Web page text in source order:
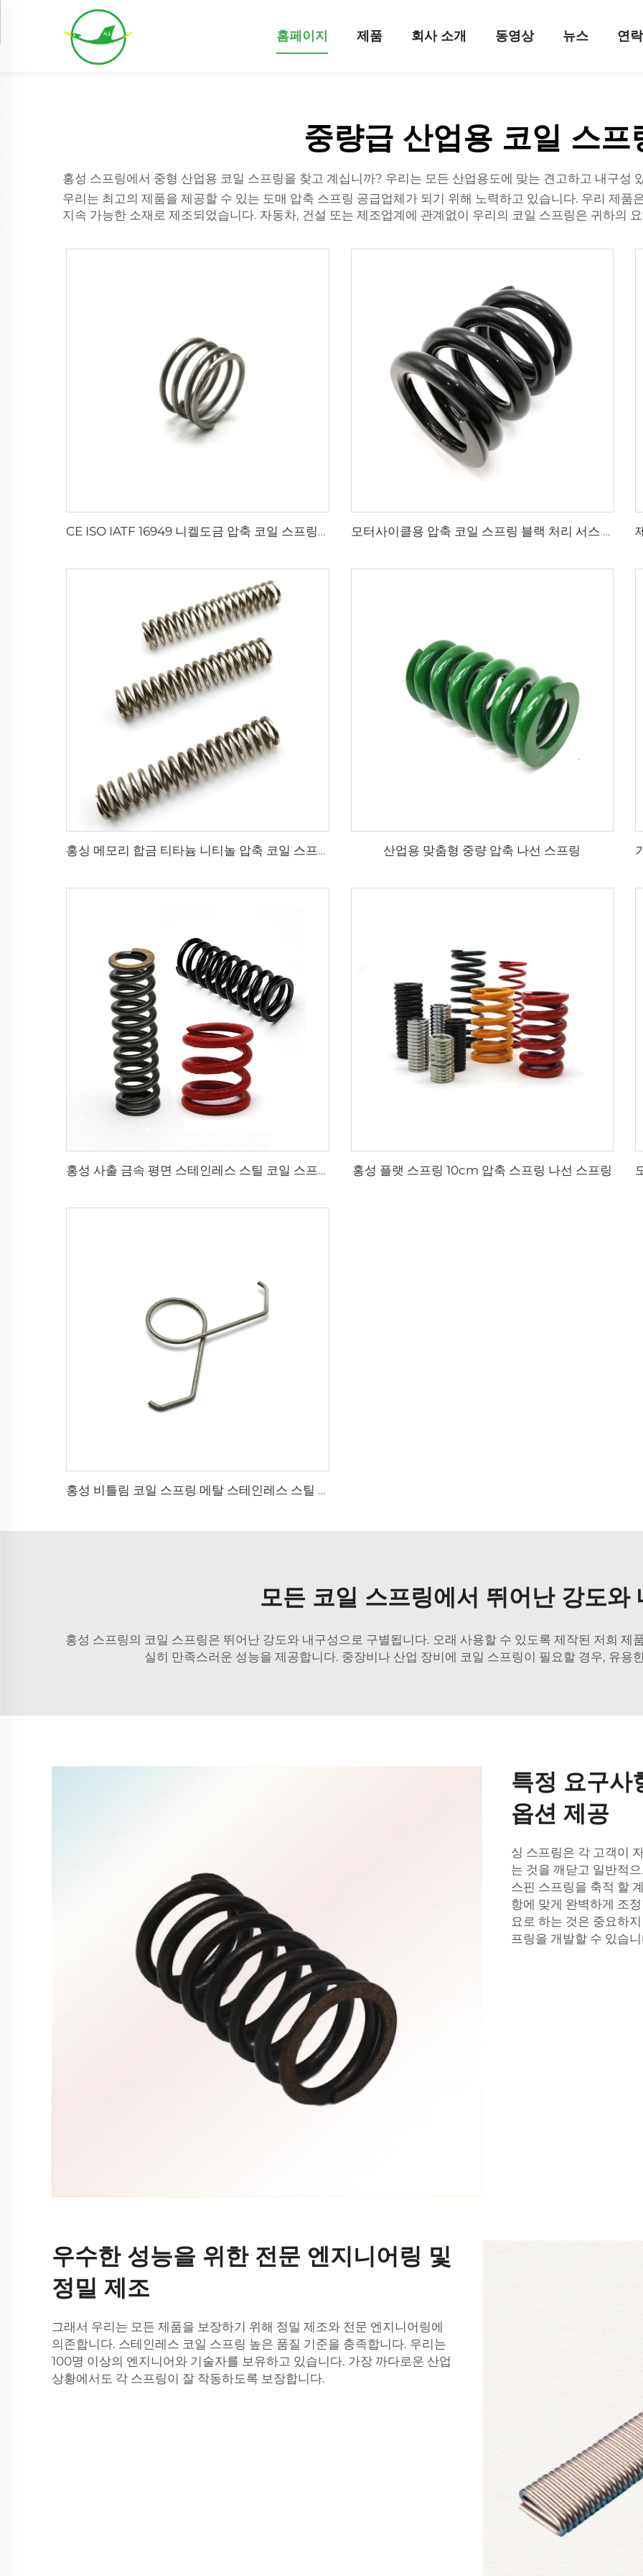
홈페이지 제품 회사 소개 동영상 뉴스 연
중량급 산업용 코일 스프
홍성 스프링에서 중형 산업용 코일 스프링을 찾고 계십니까? 우리는 모든 산업용도에 맞는 견고하고 내구성
우리는 최고의 제품을 제공할 수 있는 도매 압축 스프링 공급업체가 되기 위해 노력하고 있습니다. 우리 제품
지속 가능한 소재로 제조되었습니다. 자동차, 건설 또는 제조업계에 관계없이 우리의 코일 스프링은 귀하의
CE ISO IATF 16949 니켈도금 압축 코일 스프링(다양한 분야에서 사용) 모터사이클용 압축 코일 스프링 블랙 처리 서스 304
홍싱 메모리 합금 티타늄 니티놀 압축 코일 스프링 산업용 맞춤형 중량 압축 나선 스프링
홍성 사출 금속 평면 스테인레스 스틸 코일 스프링 압축 홍성 플랫 스프링 10cm 압축 스프링 나선 스프링
홍성 비틀림 코일 스프링 메탈 스테인레스 스틸 나선형 비틀림 스프링
모든 코일 스프링에서 뛰어난 강도와
홍성 스프링의 코일 스프링은 뛰어난 강도와 내구성으로 구별됩니다. 오래 사용할 수 있도록 제작된 저희 제
실히 만족스러운 성능을 제공합니다. 중장비나 산업 장비에 코일 스프링이 필요할 경우, 유용
특정 요구사
옵션 제공
싱 스프링은 각 고객이
는 것을 깨닫고 일반적
스핀 스프링을 축적 할
항에 맞게 완벽하게 조
요로 하는 것은 중요하
프링을 개발할 수 있습
우수한 성능을 위한 전문 엔지니어링 및
정밀 제조
그래서 우리는 모든 제품을 보장하기 위해 정밀 제조와 전문 엔지니어링에
의존합니다. 스테인레스 코일 스프링 높은 품질 기준을 충족합니다. 우리는
100명 이상의 엔지니어와 기술자를 보유하고 있습니다. 가장 까다로운 산업
상황에서도 각 스프링이 잘 작동하도록 보장합니다.